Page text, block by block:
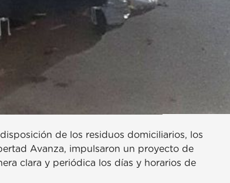
de los residuos domiciliarios, los
Avanza, impulsaron un proyecto de
clara y periódica los días y horarios de